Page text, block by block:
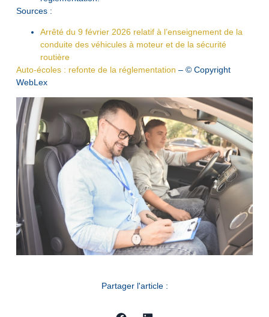
Sources :
Arrêté du 9 février 2026 relatif à l’enseignement de la
conduite des véhicules à moteur et de la sécurité
routière
Auto-écoles : refonte de la réglementation – © Copyright
WebLex
Partager l'article :